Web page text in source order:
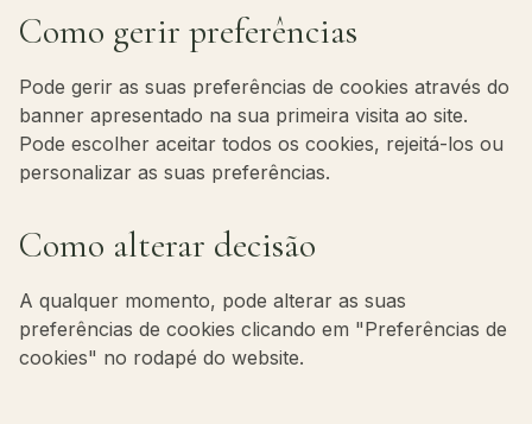
Como gerir preferências
Pode gerir as suas preferências de cookies através do
banner apresentado na sua primeira visita ao site.
Pode escolher aceitar todos os cookies, rejeitá-los ou
personalizar as suas preferências.
Como alterar decisão
A qualquer momento, pode alterar as suas
preferências de cookies clicando em "Preferências de
cookies" no rodapé do website.